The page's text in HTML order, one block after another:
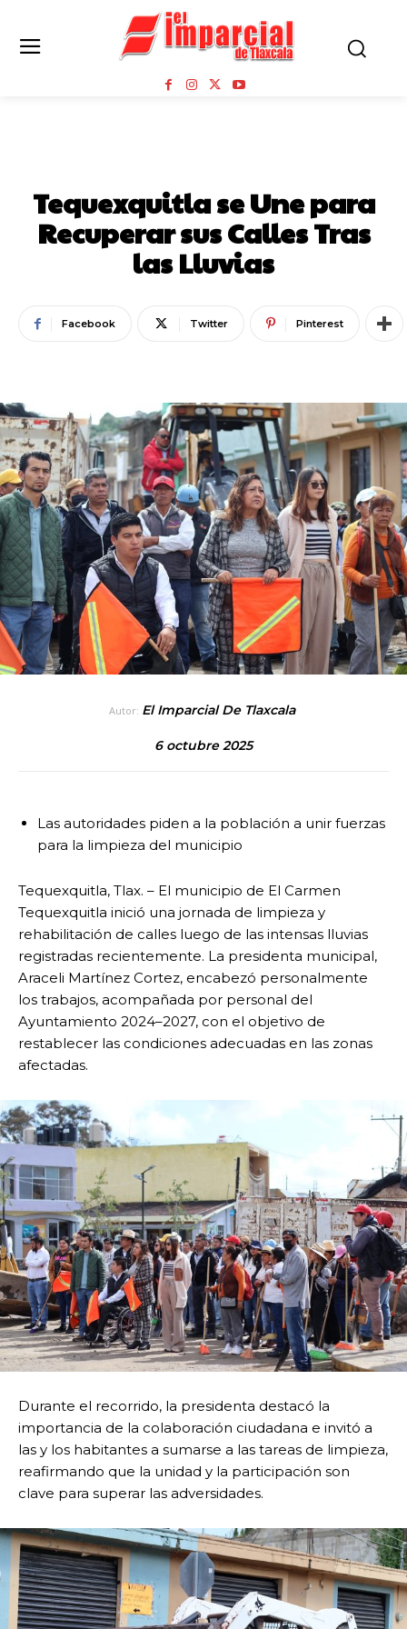
Tequexquitla se Une para
Recuperar sus Calles Tras
las Lluvias
Facebook Twitter Pinterest
Autor: El Imparcial De Tlaxcala
6 octubre 2025
Las autoridades piden a la población a unir fuerzas
para la limpieza del municipio
Tequexquitla, Tlax. – El municipio de El Carmen
Tequexquitla inició una jornada de limpieza y
rehabilitación de calles luego de las intensas lluvias
registradas recientemente. La presidenta municipal,
Araceli Martínez Cortez, encabezó personalmente
los trabajos, acompañada por personal del
Ayuntamiento 2024–2027, con el objetivo de
restablecer las condiciones adecuadas en las zonas
afectadas.
Durante el recorrido, la presidenta destacó la
importancia de la colaboración ciudadana e invitó a
las y los habitantes a sumarse a las tareas de limpieza,
reafirmando que la unidad y la participación son
clave para superar las adversidades.